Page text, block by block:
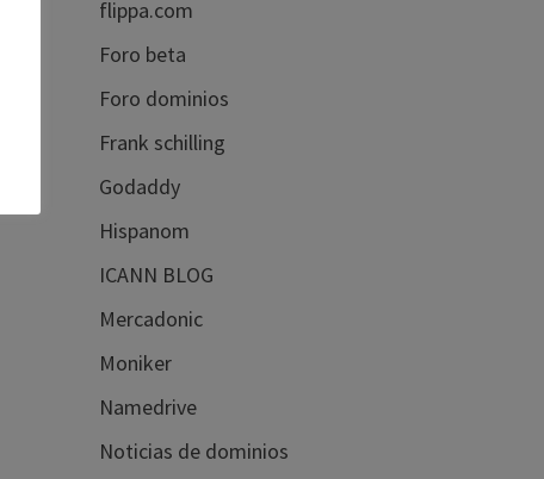
flippa.com
Foro beta
Foro dominios
Frank schilling
Godaddy
Hispanom
ICANN BLOG
Mercadonic
Moniker
Namedrive
Noticias de dominios